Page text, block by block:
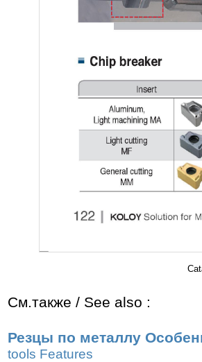
См.также / See also :
Резцы по металлу
tools Features